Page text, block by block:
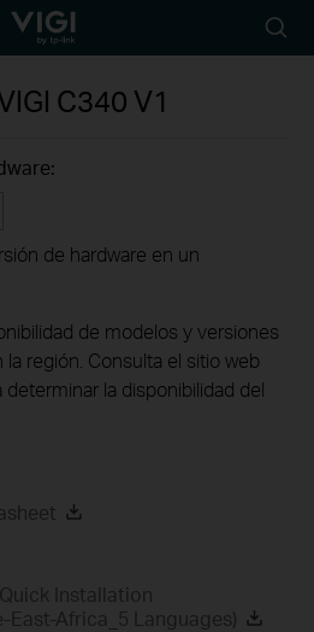
Reliably
C340 V1
de hardware en un
de modelos y versiones
región. Consulta el sitio web
la disponibilidad del
Installation
Africa_5 Languages)